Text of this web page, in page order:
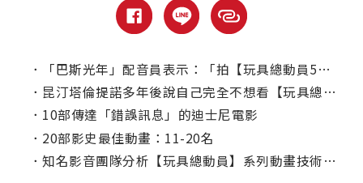
．
「巴斯光年」配音員表示：「拍【玩具總動員5】並不是為了錢！」
． 昆汀塔倫提諾多年後說自己完全不想看【玩具總動員4】，原因是？
． 10部傳達「錯誤訊息」的迪士尼電影
． 20部影史最佳動畫：11-20名
． 知名影音團隊分析【玩具總動員】系列動畫技術的進步